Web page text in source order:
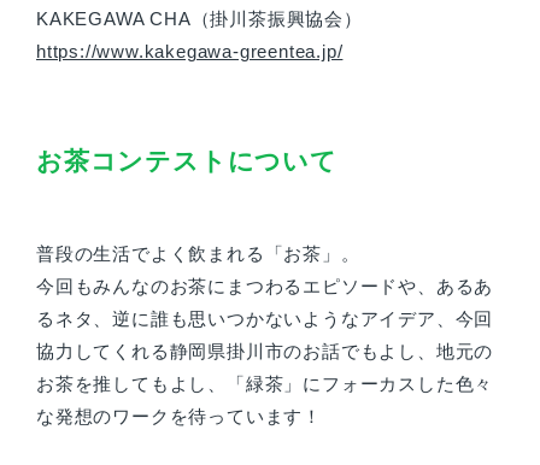
KAKEGAWA CHA（掛川茶振興協会）
https://www.kakegawa-greentea.jp/
お茶コンテストについて
普段の生活でよく飲まれる「お茶」。
今回もみんなのお茶にまつわるエピソードや、あるあ
るネタ、逆に誰も思いつかないようなアイデア、今回
協力してくれる静岡県掛川市のお話でもよし、地元の
お茶を推してもよし、「緑茶」にフォーカスした色々
な発想のワークを待っています！